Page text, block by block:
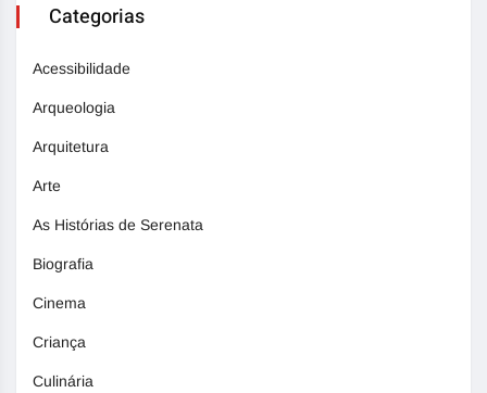
Categorias
Acessibilidade
Arqueologia
Arquitetura
Arte
As Histórias de Serenata
Biografia
Cinema
Criança
Culinária